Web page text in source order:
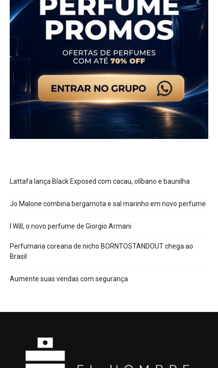
Lattafa lança Black Exposed com cacau, olíbano e baunilha
Jo Malone combina bergamota e sal marinho em novo perfume
I Will, o novo perfume de Giorgio Armani
Perfumaria coreana de nicho BORNTOSTANDOUT chega ao
Brasil
Aumente suas vendas com segurança